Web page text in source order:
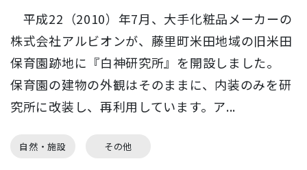
平成22（2010）年7月、大手化粧品メーカーの
株式会社アルビオンが、藤里町米田地域の旧米田
保育園跡地に『白神研究所』を開設しました。
保育園の建物の外観はそのままに、内装のみを研
究所に改装し、再利用しています。ア...
自然・施設 その他